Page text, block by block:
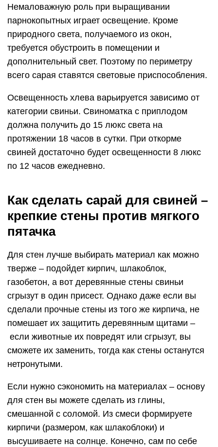
Немаловажную роль при выращивании
парнокопытных играет освещение. Кроме
природного света, получаемого из окон,
требуется обустроить в помещении и
дополнительный свет. Поэтому по периметру
всего сарая ставятся световые приспособления.
Освещенность хлева варьируется зависимо от
категории свиньи. Свиноматка с приплодом
должна получить до 15 люкс света на
протяжении 18 часов в сутки. При откорме
свиней достаточно будет освещенности 8 люкс
по 12 часов ежедневно.
Как сделать сарай для свиней –
крепкие стены против мягкого
пятачка
Для стен лучше выбирать материал как можно
тверже – подойдет кирпич, шлакоблок,
газобетон, а вот деревянные стены свиньи
сгрызут в один присест. Однако даже если вы
сделали прочные стены из того же кирпича, не
помешает их защитить деревянным щитами –
если животные их повредят или сгрызут, вы
сможете их заменить, тогда как стены останутся
нетронутыми.
Если нужно сэкономить на материалах – основу
для стен вы можете сделать из глины,
смешанной с соломой. Из смеси формируете
кирпичи (размером, как шлакоблоки) и
высушиваете на солнце. Конечно, сам по себе